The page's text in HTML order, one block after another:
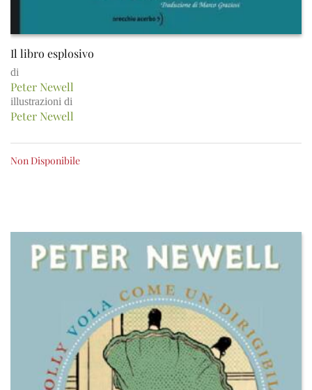
Il libro esplosivo
di
Peter Newell
illustrazioni di
Peter Newell
Non Disponibile